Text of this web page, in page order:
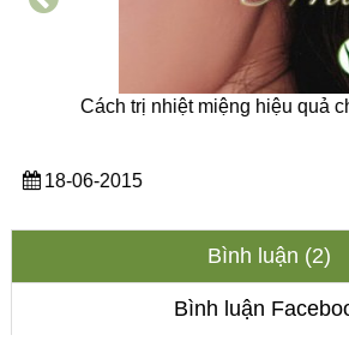
Cách trị nhiệt miệng hiệu quả
18-06-2015
Bình luận (2)
Bình luận